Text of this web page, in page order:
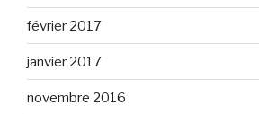
février 2017
janvier 2017
novembre 2016